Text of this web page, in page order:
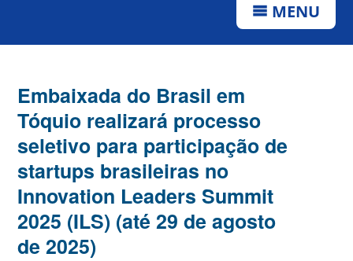
MENU
Embaixada do Brasil em
Tóquio realizará processo
seletivo para participação de
startups brasileiras no
Innovation Leaders Summit
2025 (ILS) (até 29 de agosto
de 2025)